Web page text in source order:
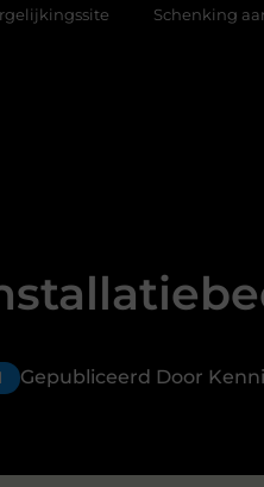
Schenking aan een goed doel:
Gepubliceerd Door